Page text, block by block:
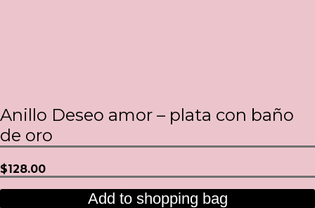
Anillo Deseo amor – plata con baño
de oro
$128.00
Add to shopping bag